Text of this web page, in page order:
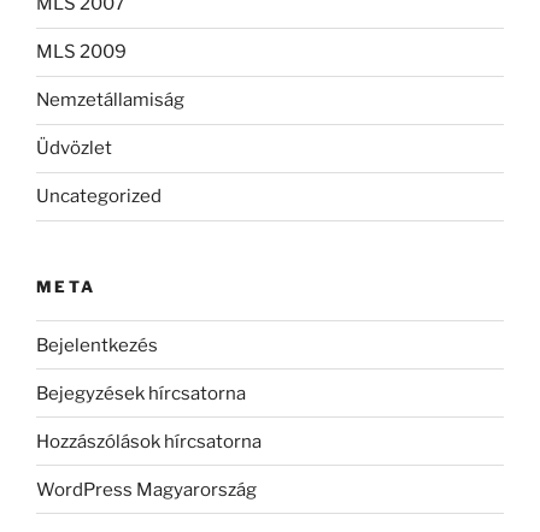
MLS 2009
Nemzetállamiság
Üdvözlet
Uncategorized
META
Bejelentkezés
Bejegyzések hírcsatorna
Hozzászólások hírcsatorna
WordPress Magyarország